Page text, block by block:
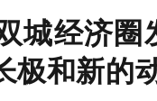
城经济
极和新的